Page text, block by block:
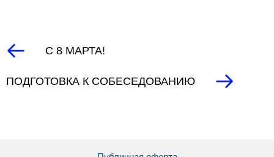
С 8 МАРТА!
ПОДГОТОВКА К СОБЕСЕДОВАНИЮ